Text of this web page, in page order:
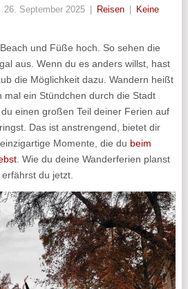
26. September 2025 Reisen
Keine
und Füße hoch. So sehen die
aus. Wenn du es anders willst, hast
die Möglichkeit dazu. Wandern heißt
mal ein Stündchen durch die Stadt
einen großen Teil deiner Ferien auf
Das ist anstrengend, bietet dir
Momente, die du beim
. Wie du deine Wanderferien planst
du jetzt.